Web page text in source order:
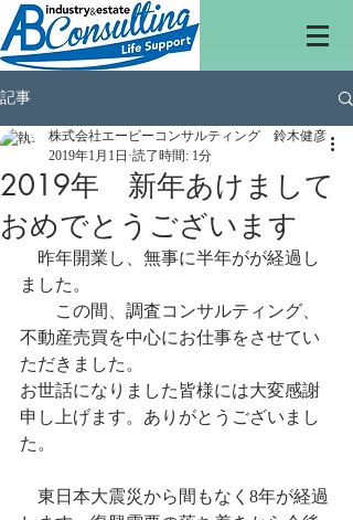
記事
2019年 新年あけまして
おめでとうございます
株式会社エービーコンサルティング 鈴木健彦
2019年1月1日 読了時間: 1分
昨年開業し、無事に半年がが経過し
ました。
この間、調査コンサルティング、
不動産売買を中心にお仕事をさせてい
ただきました。
お世話になりました皆様には大変感謝
申し上げます。ありがとうございまし
た。
東日本大震災から間もなく8年が経過